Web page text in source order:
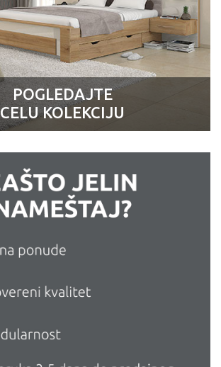
POGLEDAJTE
CELU KOLEKCIJU